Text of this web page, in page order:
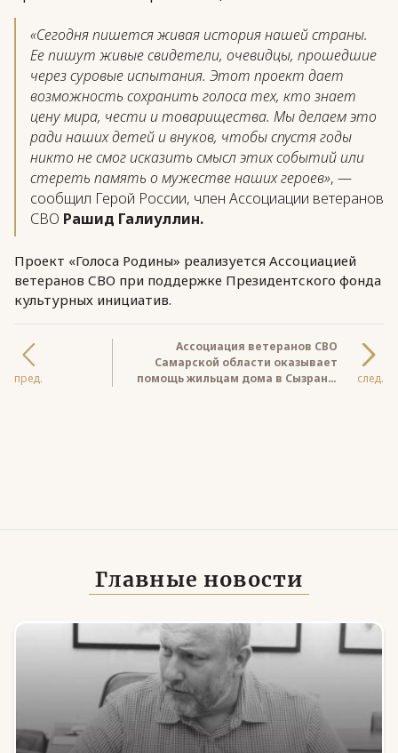
«Сегодня пишется живая история нашей страны.
Ее пишут живые свидетели, очевидцы, прошедшие
через суровые испытания. Этот проект дает
возможность сохранить голоса тех, кто знает
цену мира, чести и товарищества. Мы делаем это
ради наших детей и внуков, чтобы спустя годы
никто не смог исказить смысл этих событий или
стереть память о мужестве наших героев», —
сообщил Герой России, член Ассоциации ветеранов
СВО Рашид Галиуллин.
Проект «Голоса Родины» реализуется Ассоциацией
ветеранов СВО при поддержке Президентского фонда
культурных инициатив.
пред.
Ассоциация ветеранов СВО
Самарской области оказывает
помощь жильцам дома в Сызрани,
след.
Главные новости